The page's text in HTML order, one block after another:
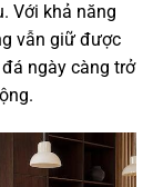
Với khả năng
vẫn giữ được
ngày càng trở